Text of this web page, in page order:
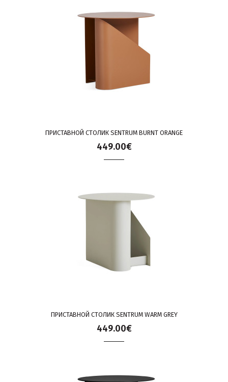
ПРИСТАВНОЙ СТОЛИК SENTRUM BURNT ORANGE
449.00€
ПРИСТАВНОЙ СТОЛИК SENTRUM WARM GREY
449.00€